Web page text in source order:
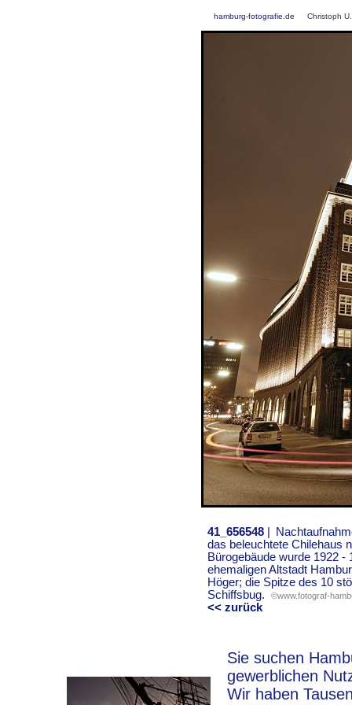
hamburg-fotografie.de Christoph
41_656548|
das beleuchtete Chilehaus
Bürogebäude wurde 1922
ehemaligen Altstadt
Höger; die Spitze des 10
Schiffsbug.
©www.fotograf-
<< zurück
Sie suchen
gewerblichen
Wir haben